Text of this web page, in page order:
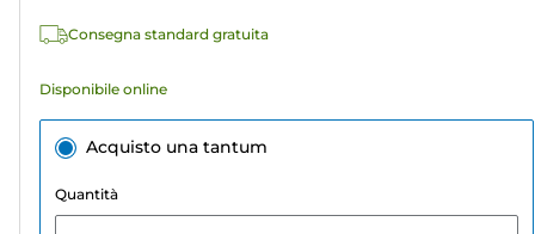
Consegna standard gratuita
Disponibile online
Acquisto una tantum
Quantità